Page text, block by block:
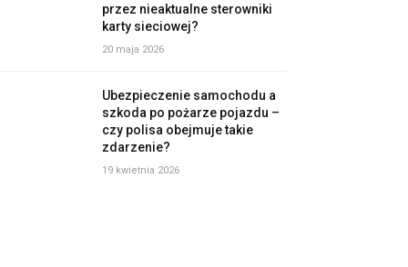
przez nieaktualne sterowniki
karty sieciowej?
20 maja 2026
Ubezpieczenie samochodu a
szkoda po pożarze pojazdu –
czy polisa obejmuje takie
zdarzenie?
19 kwietnia 2026